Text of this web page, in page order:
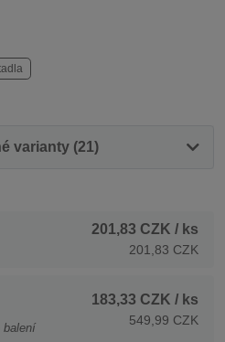
varianty (21)
201,83 CZK / ks
201,83 CZK
balení
183,33 CZK / ks
549,99 CZK